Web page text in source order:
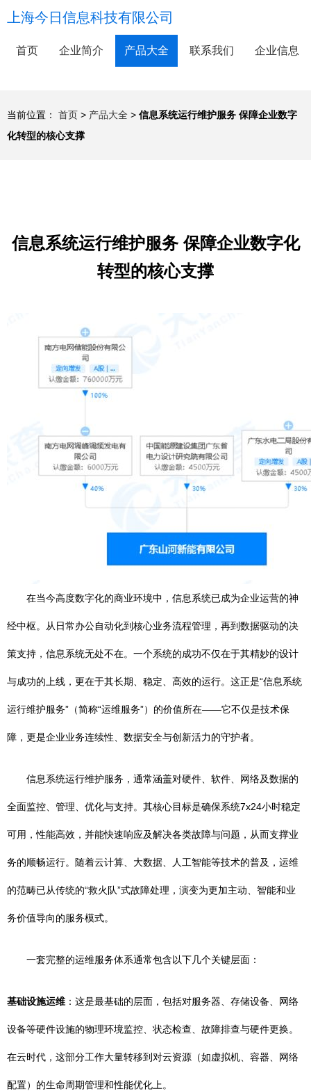
上海今日信息科技有限公司
首页 企业简介 产品大全 联系我们 企业信息
当前位置： 首页 > 产品大全 > 信息系统运行维护服务 保障企业数字
化转型的核心支撑
信息系统运行维护服务 保障企业数字化
转型的核心支撑
在当今高度数字化的商业环境中，信息系统已成为企业运营的神
经中枢。从日常办公自动化到核心业务流程管理，再到数据驱动的决
策支持，信息系统无处不在。一个系统的成功不仅在于其精妙的设计
与成功的上线，更在于其长期、稳定、高效的运行。这正是“信息系统
运行维护服务”（简称“运维服务”）的价值所在——它不仅是技术保
障，更是企业业务连续性、数据安全与创新活力的守护者。
信息系统运行维护服务，通常涵盖对硬件、软件、网络及数据的
全面监控、管理、优化与支持。其核心目标是确保系统7x24小时稳定
可用，性能高效，并能快速响应及解决各类故障与问题，从而支撑业
务的顺畅运行。随着云计算、大数据、人工智能等技术的普及，运维
的范畴已从传统的“救火队”式故障处理，演变为更加主动、智能和业
务价值导向的服务模式。
一套完整的运维服务体系通常包含以下几个关键层面：
基础设施运维 ：这是最基础的层面，包括对服务器、存储设备、网络
设备等硬件设施的物理环境监控、状态检查、故障排查与硬件更换。
在云时代，这部分工作大量转移到对云资源（如虚拟机、容器、网络
配置）的生命周期管理和性能优化上。